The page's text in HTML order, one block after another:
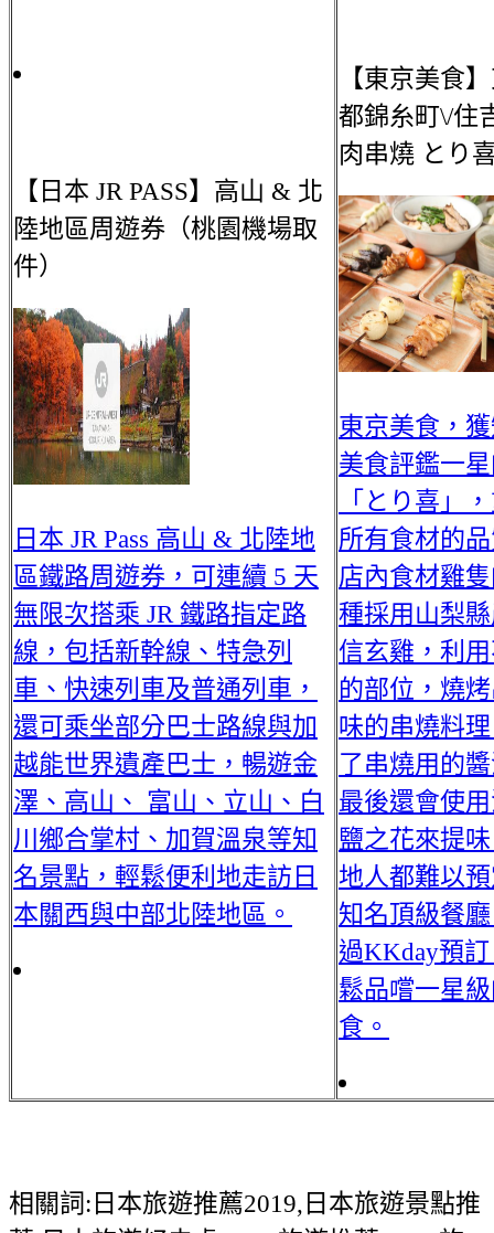
【日本 JR PASS】高山 & 北
陸地區周遊券（桃園機場取
件）
日本 JR Pass 高山 & 北陸地
區鐵路周遊券，可連續 5 天
無限次搭乘 JR 鐵路指定路
線，包括新幹線、特急列
車、快速列車及普通列車，
還可乘坐部分巴士路線與加
越能世界遺產巴士，暢遊金
澤、高山、 富山、立山、白
川鄉合掌村、加賀溫泉等知
名景點，輕鬆便利地走訪日
本關西與中部北陸地區。
【東京美食
都錦糸町\/住
肉串燒 とり
東京美食，
美食評鑑一
「とり喜」
所有食材的
店內食材雞
種採用山梨
信玄雞，利
的部位，燒
味的串燒料
了串燒用的
最後還會使
鹽之花來提
地人都難以
知名頂級餐
過KKday預
鬆品嚐一星
食。
相關詞:日本旅遊推薦2019,日本旅遊景點推